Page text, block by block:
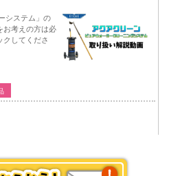
システム」の
お考えの方は必
クしてくださ